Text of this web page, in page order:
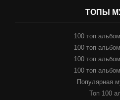
ТОПЫ
100 топ
100 топ
100 топ
100 топ
Популярная
Топ 100